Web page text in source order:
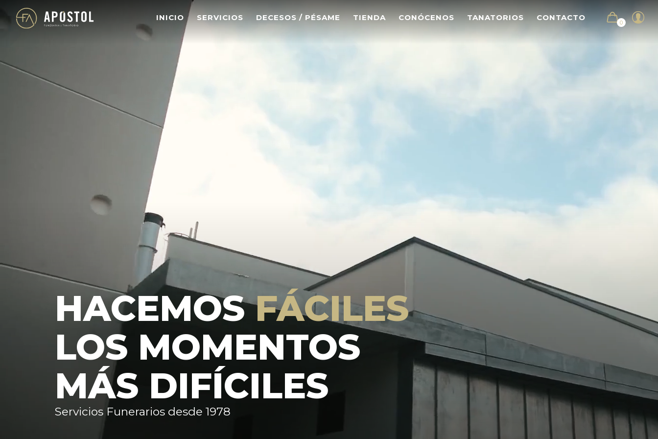
INICIO SERVICIOS DECESOS / PÉSAME TIENDA CONÓCENOS TANATORIOS CONTACTO
0
HACEMOSFÁCILES
LOS MOMENTOS
MÁS DIFÍCILES
Servicios Funerarios desde 1978